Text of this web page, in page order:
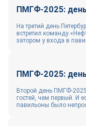
ПМГФ-2025:
На третий день
встретил команду
затором у входа в
ПМГФ-2025:
Второй день ПМГФ-
гостей, чем первый. И
павильоны было